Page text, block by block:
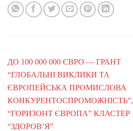
ДО 100 000 000 ЄВРО — ГРАНТ
“ГЛОБАЛЬНІ ВИКЛИКИ ТА
ЄВРОПЕЙСЬКА ПРОМИСЛОВА
КОНКУРЕНТОСПРОМОЖНІСТЬ”,
“ГОРИЗОНТ ЄВРОПА” КЛАСТЕР
“ЗДОРОВ’Я”